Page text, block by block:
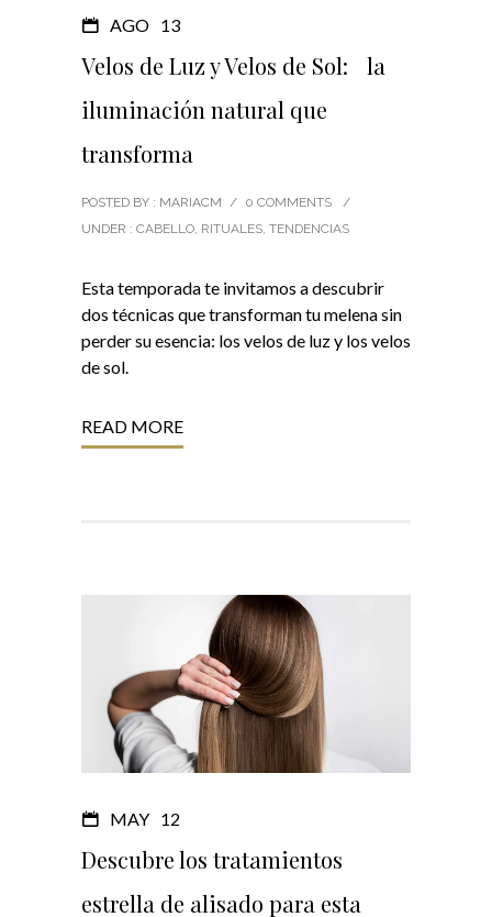
AGO 13
Velos de Luz y Velos de Sol: la
iluminación natural que
transforma
POSTED BY : MARIACM / 0 COMMENTS
/
UNDER : CABELLO RITUALES TENDENCIAS
Esta temporada te invitamos a descubrir
dos técnicas que transforman tu melena sin
perder su esencia: los velos de luz y los velos
de sol.
READ MORE
MAY 12
Descubre los tratamientos
estrella de alisado para esta